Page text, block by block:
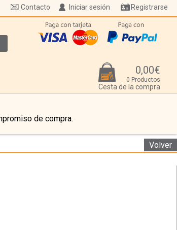
Iniciar sesión Registrarse
Contacto
0,00€
0 Productos
Cesta de la compra
de compra.
Volver